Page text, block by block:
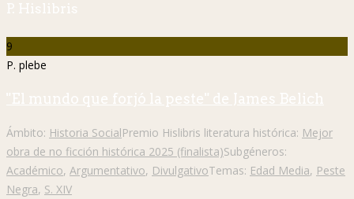
P. Hislibris
9
P. plebe
"El mundo que forjó la peste" de James Belich
Ámbito: Historia SocialPremio Hislibris literatura histórica: Mejor
obra de no ficción histórica 2025 (finalista)Subgéneros:
Académico, Argumentativo, DivulgativoTemas: Edad Media, Peste
Negra, S. XIV